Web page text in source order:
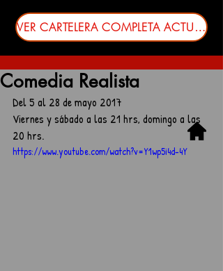
VER CARTELERA COMPLETA ACTUALIZADA
Comedia Realista
Del 5 al 28 de mayo 2017
Viernes y sábado a las 21 hrs, domingo a las
20 hrs.
https://www.youtube.com/watch?v=Y1wp5i4d-4Y